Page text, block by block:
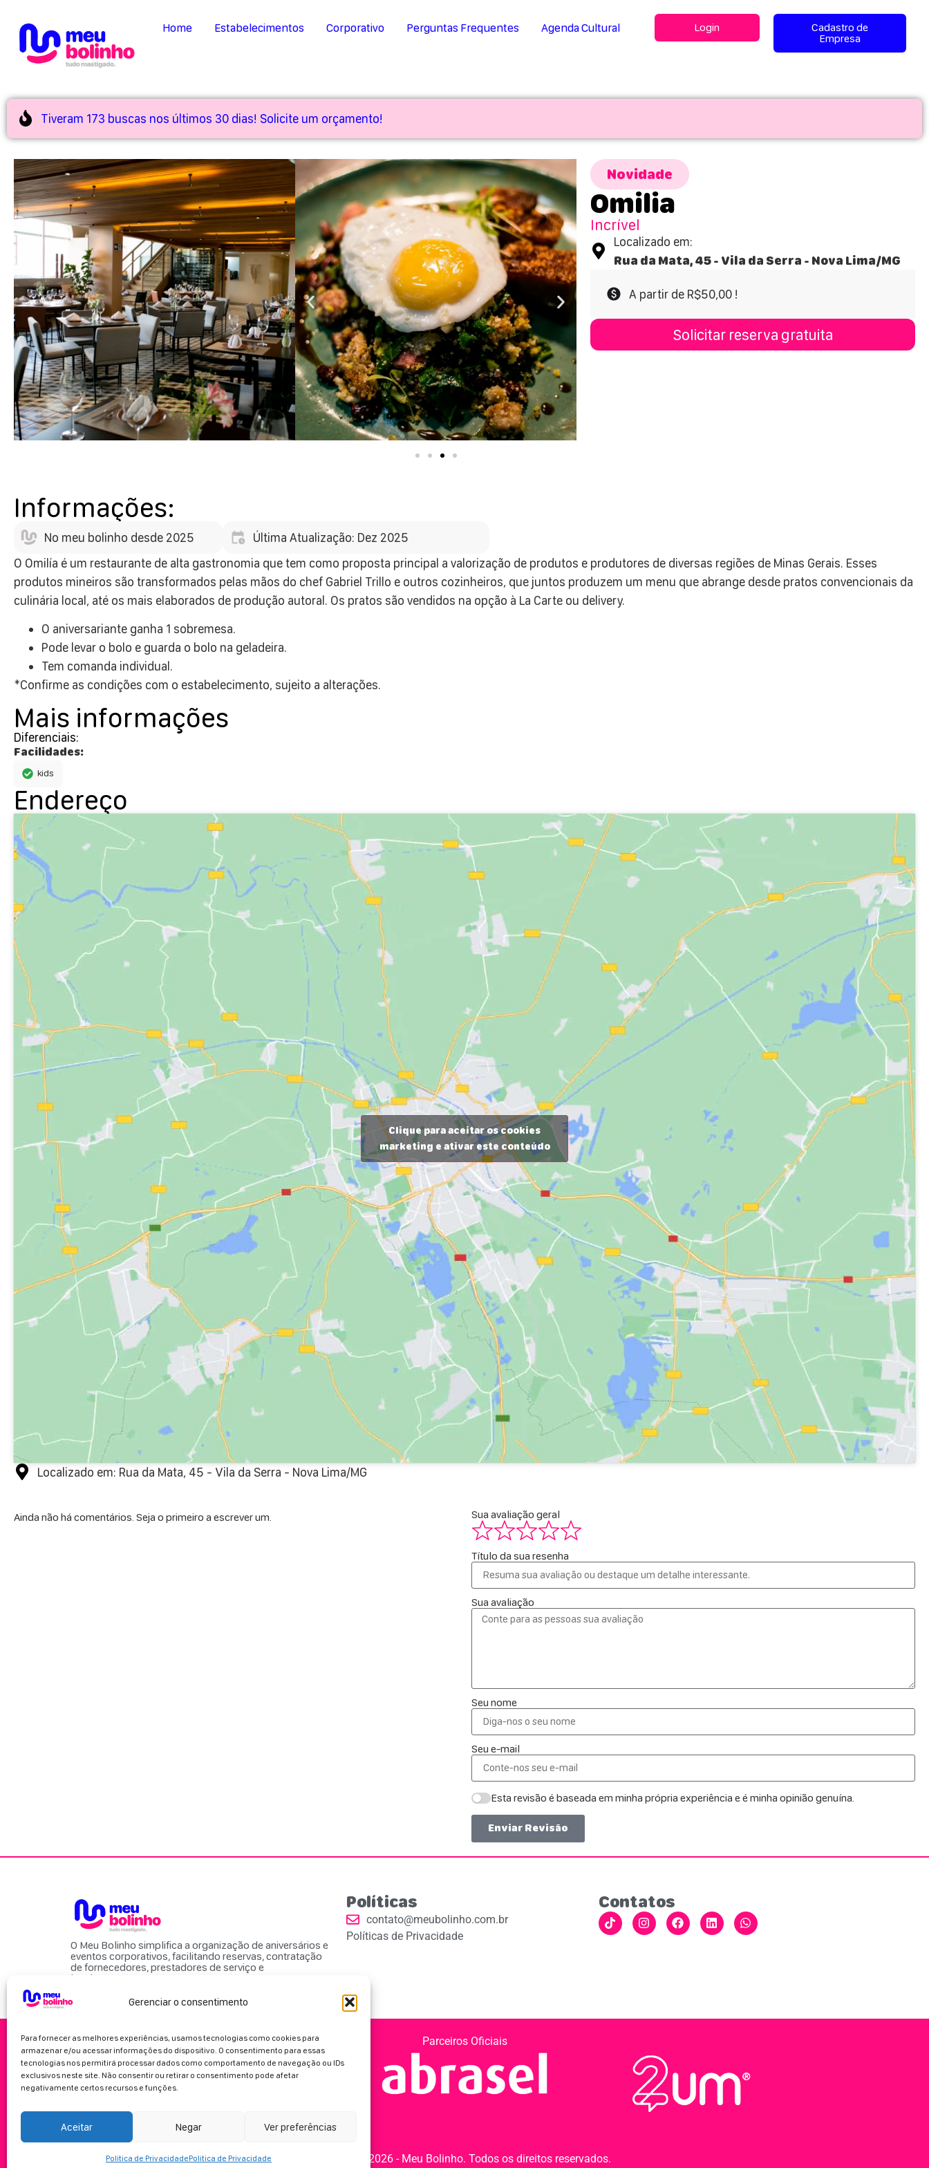
Gerenciar o consentimento
Para fornecer as melhores experiências, usamos tecnologias como cookies para
armazenar e/ou acessar informações do dispositivo. O consentimento para essas
tecnologias nos permitirá processar dados como comportamento de navegação ou IDs
exclusivos neste site. Não consentir ou retirar o consentimento pode afetar
negativamente certos recursos e funções.
Aceitar Negar Ver preferências
Politica de PrivacidadePolitica de Privacidade
Home Estabelecimentos Corporativo Perguntas Frequentes Agenda Cultural Login
Cadastro de
Empresa
Tiveram 173 buscas nos últimos 30 dias! Solicite um orçamento!
Novidade
Omilia
Incrível
Localizado em:
Rua da Mata, 45 - Vila da Serra - Nova Lima/MG
A partir de R$50,00 !
Solicitar reserva gratuita
Informações:
No meu bolinho desde 2025
Última Atualização: Dez 2025
O Omilía é um restaurante de alta gastronomia que tem como proposta principal a valorização de produtos e produtores de diversas regiões de Minas Gerais. Esses
produtos mineiros são transformados pelas mãos do chef Gabriel Trillo e outros cozinheiros, que juntos produzem um menu que abrange desde pratos convencionais da
culinária local, até os mais elaborados de produção autoral. Os pratos são vendidos na opção à La Carte ou delivery.
O aniversariante ganha 1 sobremesa.
Pode levar o bolo e guarda o bolo na geladeira.
Tem comanda individual.
*Confirme as condições com o estabelecimento, sujeito a alterações.
Mais informações
Diferenciais:
Facilidades:
kids
Endereço
Clique para aceitar os cookies
marketing e ativar este conteúdo
Localizado em: Rua da Mata, 45 - Vila da Serra - Nova Lima/MG
Ainda não há comentários. Seja o primeiro a escrever um. Sua avaliação geral
Título da sua resenha
Sua avaliação
Seu nome
Seu e-mail
Esta revisão é baseada em minha própria experiência e é minha opinião genuína.
Enviar Revisão
O Meu Bolinho simplifica a organização de aniversários e
eventos corporativos, facilitando reservas, contratação
de fornecedores, prestadores de serviço e
locais para eventos.
Políticas
contato@meubolinho.com.br
Políticas de Privacidade
Contatos
Parceiros Oficiais
Copyright 2026 - Meu Bolinho. Todos os direitos reservados.